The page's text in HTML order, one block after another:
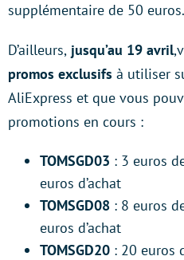
supplémentaire de 50 euros.
D’ailleurs, jusqu’au 19 avril
promos exclusifs à utiliser
AliExpress et que vous
promotions en cours :
TOMSGD03 : 3 euros
euros d’achat
TOMSGD08 : 8 euros
euros d’achat
TOMSGD20 : 20 euros